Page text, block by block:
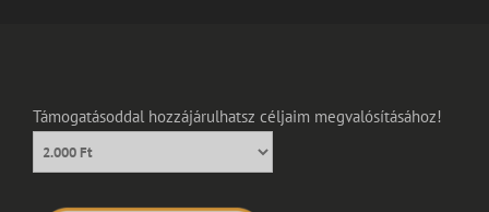
Támogatásoddal hozzájárulhatsz céljaim megvalósításához!